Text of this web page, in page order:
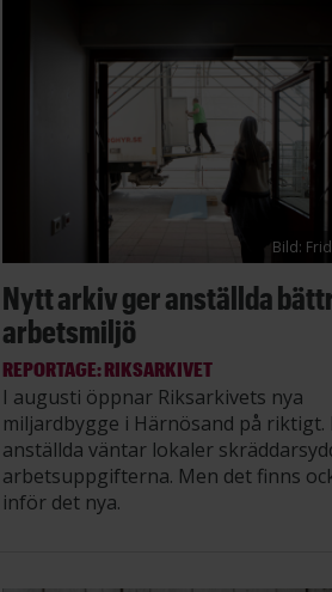
Bild:
Nytt arkiv ger anställda
arbetsmiljö
REPORTAGE: RIKSARKIVET
I augusti öppnar Riksarkivets nya
miljardbygge i Härnösand på riktigt.
anställda väntar lokaler
arbetsuppgifterna. Men det finns
inför det nya.